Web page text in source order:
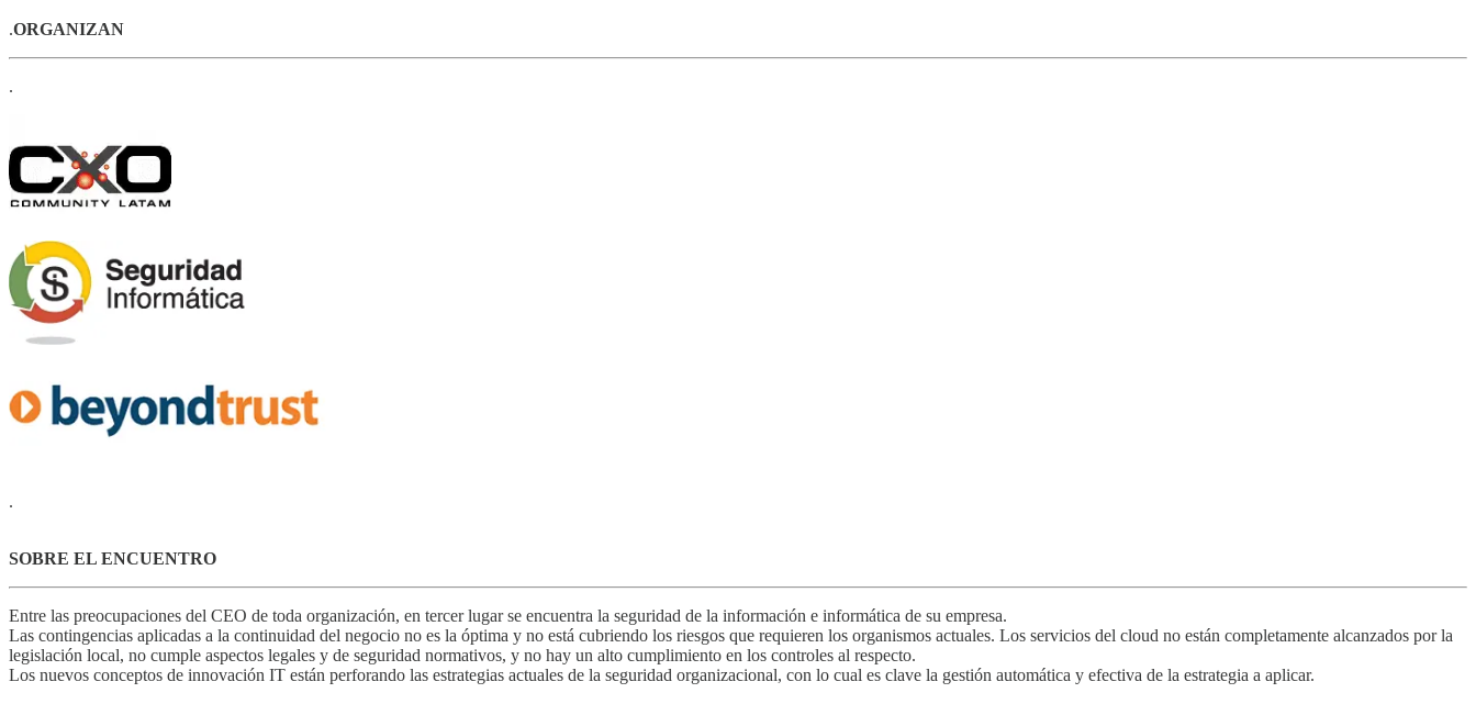
.ORGANIZAN
.
.
SOBRE EL ENCUENTRO
Entre las preocupaciones del CEO de toda organización, en tercer lugar se encuentra la seguridad de la información e informática de su empresa.
Las contingencias aplicadas a la continuidad del negocio no es la óptima y no está cubriendo los riesgos que requieren los organismos actuales. Los servicios del cloud no están completamente alcanzados por la
legislación local, no cumple aspectos legales y de seguridad normativos, y no hay un alto cumplimiento en los controles al respecto.
Los nuevos conceptos de innovación IT están perforando las estrategias actuales de la seguridad organizacional, con lo cual es clave la gestión automática y efectiva de la estrategia a aplicar.